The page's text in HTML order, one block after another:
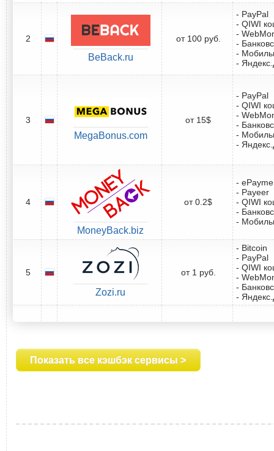
2
BeBack.ru
от 100 руб.
- PayPal
- QIWI
-
-
-
-
3
MegaBonus.com
от 15$
- PayPal
- QIWI
-
-
-
-
4
MoneyBack.biz
от 0.2$
-
- Payeer
- QIWI
-
-
5
Zozi.ru
от 1 руб.
- Bitcoin
- PayPal
- QIWI
-
-
-
Показать все кэшбэк сервисы >